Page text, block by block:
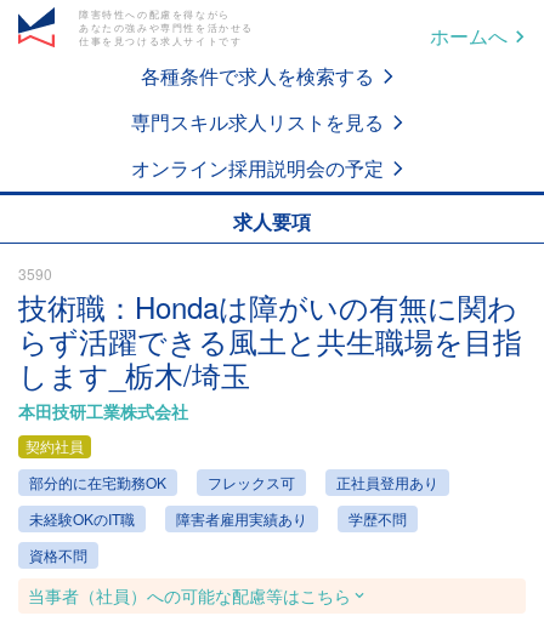
障害特性への配慮を得ながら
あなたの強みや専門性を活かせる
仕事を見つける求人サイトです
ホームへ
各種条件で求人を検索する
専門スキル求人リストを見る
オンライン採用説明会の予定
求人要項
3590
技術職：Hondaは障がいの有無に関わ
らず活躍できる風土と共生職場を目指
します_栃木/埼玉
本田技研工業株式会社
契約社員
部分的に在宅勤務OK
フレックス可
正社員登用あり
未経験OKのIT職
障害者雇用実績あり
学歴不問
資格不問
当事者（社員）への可能な配慮等はこちら